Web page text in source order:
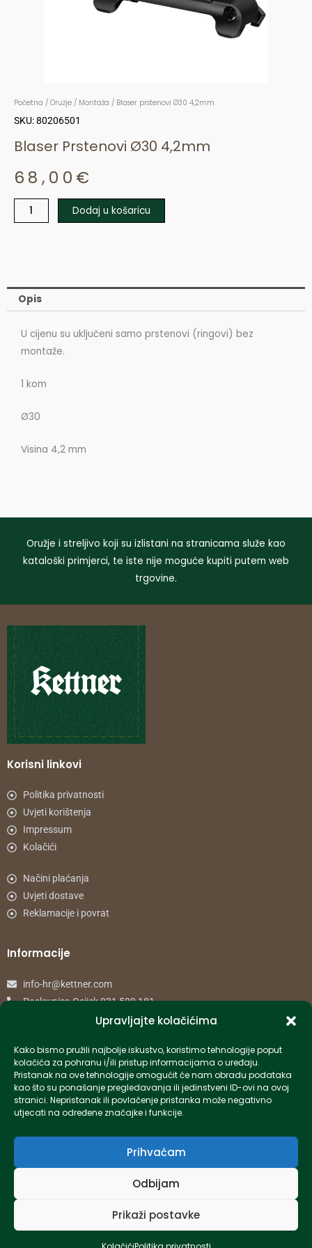
Upravljajte kolačićima
Kako bismo pružili najbolje iskustvo, koristimo tehnologije poput
kolačića za pohranu i/ili pristup informacijama o uređaju.
Pristanak na ove tehnologije omogućit će nam obradu podataka
kao što su ponašanje pregledavanja ili jedinstveni ID-ovi na ovoj
stranici. Nepristanak ili povlačenje pristanka može negativno
utjecati na određene značajke i funkcije.
Prihvaćam
Odbijam
Prikaži postavke
Početna / Oružje / Montaža / Blaser prstenovi Ø30 4,2mm
SKU: 80206501
Blaser Prstenovi Ø30 4,2mm
68,00 €
Blaser
količina
Dodaj u košaricu
Opis
U cijenu su uključeni samo prstenovi (ringovi) bez
montaže.
1 kom
Ø30
Visina 4,2 mm
Oružje i streljivo koji su izlistani na stranicama služe kao
kataloški primjerci, te iste nije moguće kupiti putem web
trgovine.
Korisni linkovi
Politika privatnosti
Uvjeti korištenja
Impressum
Kolačići
Načini plaćanja
Uvjeti dostave
Reklamacije i povrat
Informacije
info-hr@kettner.com
Poslovnica Osijek 031 500 181
Poslovnica Zagreb 01 7798 900
© 2024 Kettner. Sva prava pridržana.